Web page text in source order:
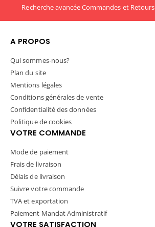
Recherche avancéeCommandes et Retours
A PROPOS
Qui sommes-nous?
Plan du site
Mentions légales
Conditions générales de vente
Confidentialité des données
Politique de cookies
VOTRE COMMANDE
Mode de paiement
Frais de livraison
Délais de livraison
Suivre votre commande
TVA et exportation
Paiement Mandat Administratif
VOTRE SATISFACTION